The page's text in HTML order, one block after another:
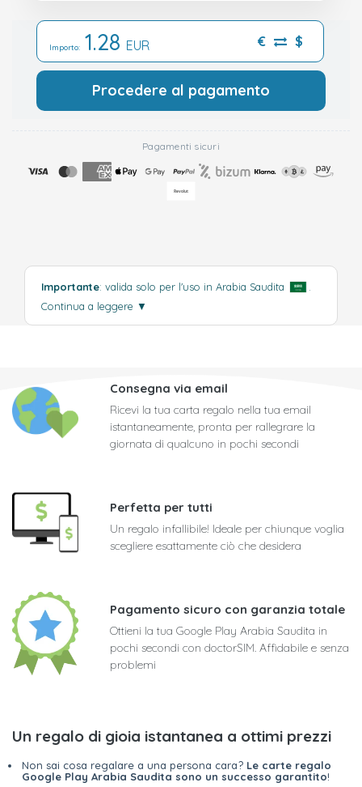
Importo: 1.28 EUR € $
Procedere al pagamento
Pagamenti sicuri
Importante: valida solo per l'uso in Arabia Saudita
Continua a leggere ▼
Consegna via email
Ricevi la tua carta regalo nella tua email
istantaneamente, pronta per rallegrare la
giornata di qualcuno in pochi secondi
Perfetta per tutti
Un regalo infallibile! Ideale per chiunque voglia
scegliere esattamente ciò che desidera
Pagamento sicuro con garanzia totale
Ottieni la tua Google Play Arabia Saudita in
pochi secondi con doctorSIM. Affidabile e senza
problemi
Un regalo di gioia istantanea a ottimi prezzi
Non sai cosa regalare a una persona cara? Le carte regalo
Google Play Arabia Saudita sono un successo garantito!